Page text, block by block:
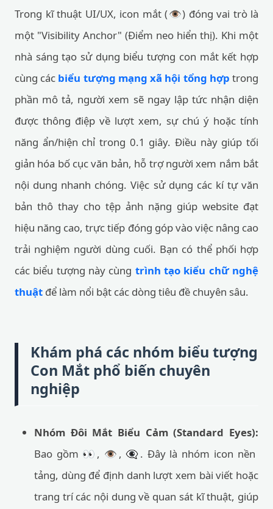
Trong kĩ thuật UI/UX, icon mắt (👁️) đóng vai trò là
một "Visibility Anchor" (Điểm neo hiển thị). Khi một
nhà sáng tạo sử dụng biểu tượng con mắt kết hợp
cùng các biểu tượng mạng xã hội tổng hợp trong
phần mô tả, người xem sẽ ngay lập tức nhận diện
được thông điệp về lượt xem, sự chú ý hoặc tính
năng ẩn/hiện chỉ trong 0.1 giây. Điều này giúp tối
giản hóa bố cục văn bản, hỗ trợ người xem nắm bắt
nội dung nhanh chóng. Việc sử dụng các kí tự văn
bản thô thay cho tệp ảnh nặng giúp website đạt
hiệu năng cao, trực tiếp đóng góp vào việc nâng cao
trải nghiệm người dùng cuối. Bạn có thể phối hợp
các biểu tượng này cùng trình tạo kiểu chữ nghệ
thuật để làm nổi bật các dòng tiêu đề chuyên sâu.
Khám phá các nhóm biểu tượng
Con Mắt phổ biến chuyên
nghiệp
Nhóm Đôi Mắt Biểu Cảm (Standard Eyes):
Bao gồm 👀, 👁️, 👁️‍🗨️. Đây là nhóm icon nền
tảng, dùng để định danh lượt xem bài viết hoặc
trang trí các nội dung về quan sát kĩ thuật, giúp